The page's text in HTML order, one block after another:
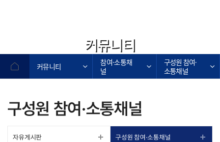
커뮤니티
커뮤니티
참여·소통채
널
구성원 참여·
소통채널
구성원 참여·소통채널
자유게시판 구성원 참여·소통채널